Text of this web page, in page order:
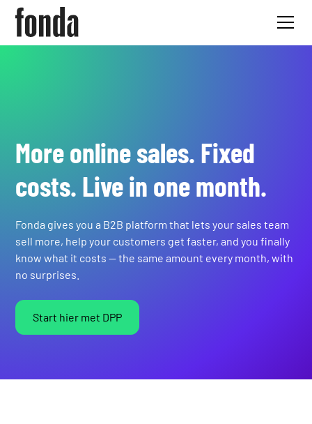
More online sales. Fixed
costs. Live in one month.
Fonda gives you a B2B platform that lets your sales team
sell more, help your customers get faster, and you finally
know what it costs — the same amount every month, with
no surprises.
Start hier met DPP